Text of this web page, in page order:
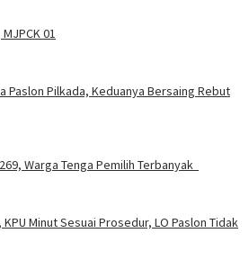
01
Paslon Pilkada, Keduanya Bersaing Rebut
Warga Tenga Pemilih Terbanyak
Minut Sesuai Prosedur, LO Paslon Tidak